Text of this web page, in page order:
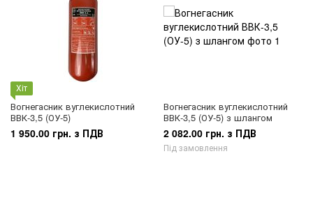
Хіт
Вогнегасник вуглекислотний
ВВК-3,5 (ОУ-5)
1 950.00 грн. з ПДВ
Вогнегасник вуглекислотний
ВВК-3,5 (ОУ-5) з шлангом
2 082.00 грн. з ПДВ
Під замовлення